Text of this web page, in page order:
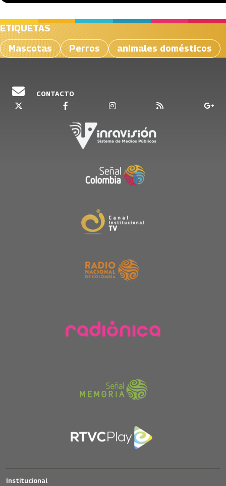
ETIQUETAS
Mascotas
Perros animales domésticos
CONTACTO
Institucional